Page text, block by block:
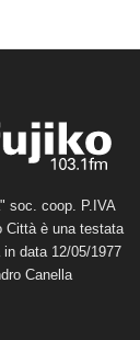
soc. coop. P.IVA
Città è una testata
data 12/05/1977
Canella